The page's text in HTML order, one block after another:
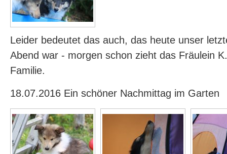
Leider bedeutet das auch, das heute unser
Abend war - morgen schon zieht das Fräulein
Familie.
18.07.2016 Ein schöner Nachmittag im Garten